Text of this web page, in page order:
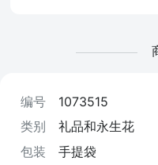
编号
1073515
类别
礼品和永生花
包装
手提袋